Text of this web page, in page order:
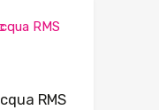
RMS